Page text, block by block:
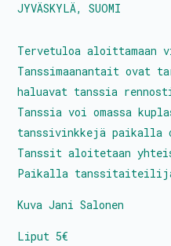
PROtunnit
Liity
JYVÄSKYLÄ, SUOMI
Tervetuloa aloittamaan
Tanssimaanantait
haluavat tanssia
Tanssia voi omassa
tanssivinkkejä
Tanssit aloitetaan
Paikalla tanssitaiteilija
Kuva Jani Salonen
Liput 5€